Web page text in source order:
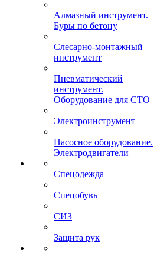
Алмазный инструмент.
Буры по бетону
Слесарно-монтажный
инструмент
Пневматический
инструмент.
Оборудование для СТО
Электроинструмент
Насосное оборудование.
Электродвигатели
Спецодежда
Спецобувь
СИЗ
Защита рук